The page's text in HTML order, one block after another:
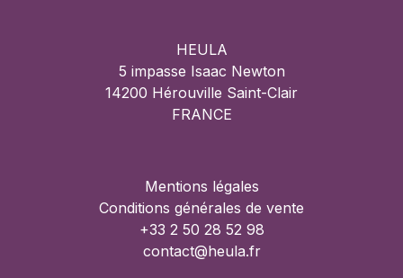
HEULA
5 impasse Isaac Newton
14200 Hérouville Saint-Clair
FRANCE
Mentions légales
Conditions générales de vente
+33 2 50 28 52 98
contact@heula.fr